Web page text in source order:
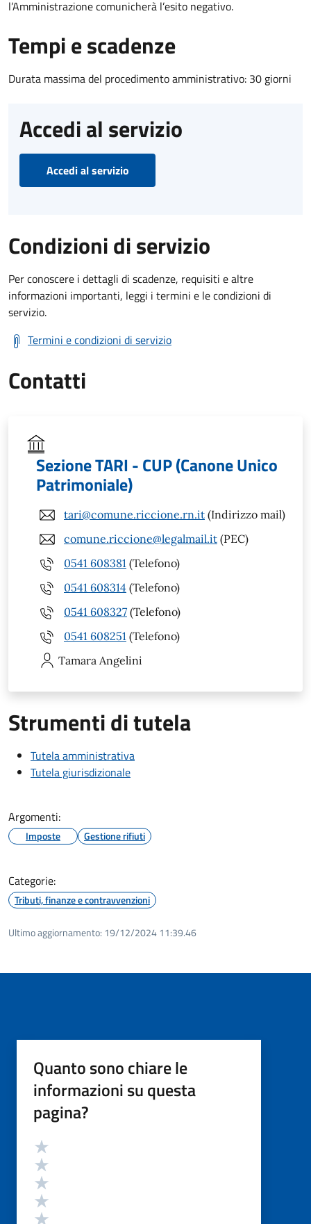
l’Amministrazione comunicherà l’esito negativo.
Tempi e scadenze
Durata massima del procedimento amministrativo: 30 giorni
Accedi al servizio
Accedi al servizio
Condizioni di servizio
Per conoscere i dettagli di scadenze, requisiti e altre
informazioni importanti, leggi i termini e le condizioni di
servizio.
Termini e condizioni di servizio
Contatti
Sezione TARI - CUP (Canone Unico
Patrimoniale)
tari@comune.riccione.rn.it (Indirizzo mail)
comune.riccione@legalmail.it (PEC)
0541 608381 (Telefono)
0541 608314 (Telefono)
0541 608327 (Telefono)
0541 608251 (Telefono)
Tamara Angelini
Strumenti di tutela
Tutela amministrativa
Tutela giurisdizionale
Argomenti:
Imposte Gestione rifiuti
Categorie:
Tributi, finanze e contravvenzioni
Ultimo aggiornamento: 19/12/2024 11:39.46
Quanto sono chiare le
informazioni su questa
pagina?
Valutazione